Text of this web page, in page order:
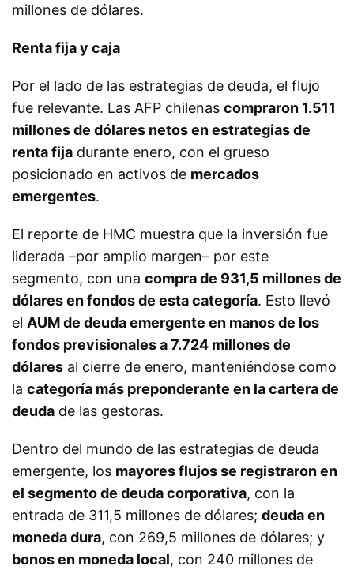
millones de dólares.
Renta fija y caja
Por el lado de las estrategias de deuda, el flujo
fue relevante. Las AFP chilenas compraron 1.511
millones de dólares netos en estrategias de
renta fija durante enero, con el grueso
posicionado en activos de mercados
emergentes.
El reporte de HMC muestra que la inversión fue
liderada –por amplio margen– por este
segmento, con una compra de 931,5 millones de
dólares en fondos de esta categoría. Esto llevó
el AUM de deuda emergente en manos de los
fondos previsionales a 7.724 millones de
dólares al cierre de enero, manteniéndose como
la categoría más preponderante en la cartera de
deuda de las gestoras.
Dentro del mundo de las estrategias de deuda
emergente, los mayores flujos se registraron en
el segmento de deuda corporativa, con la
entrada de 311,5 millones de dólares; deuda en
moneda dura, con 269,5 millones de dólares; y
bonos en moneda local, con 240 millones de